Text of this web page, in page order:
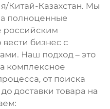
Китай-Казахстан. Мы
полноценные
российским
бизнес с
Наш подход – это
комплексное
от поиска
доставки товара на